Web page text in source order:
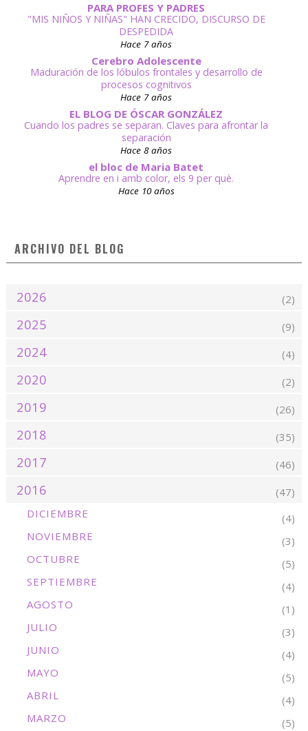
PARA PROFES Y PADRES
"MIS NIÑOS Y NIÑAS" HAN CRECIDO, DISCURSO DE
DESPEDIDA
Hace 7 años
Cerebro Adolescente
Maduración de los lóbulos frontales y desarrollo de
procesos cognitivos
Hace 7 años
EL BLOG DE ÓSCAR GONZÁLEZ
Cuando los padres se separan. Claves para afrontar la
separación
Hace 8 años
el bloc de Maria Batet
Aprendre en i amb color, els 9 per què.
Hace 10 años
ARCHIVO DEL BLOG
2026 (2)
2025 (9)
2024 (4)
2020 (2)
2019 (26)
2018 (35)
2017 (46)
2016
(47)
DICIEMBRE
(4)
NOVIEMBRE
(3)
OCTUBRE
(5)
SEPTIEMBRE
(4)
AGOSTO
(1)
JULIO
(3)
JUNIO
(4)
MAYO
(5)
ABRIL
(4)
MARZO
(5)